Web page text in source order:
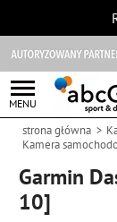
MENU
strona główna
Kamera
Garmin
10]